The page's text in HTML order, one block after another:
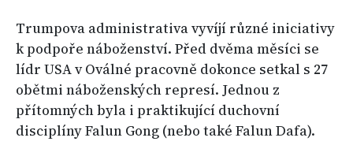
Trumpova administrativa vyvíjí různé iniciativy
k podpoře náboženství. Před dvěma měsíci se
lídr USA v Oválné pracovně dokonce setkal s 27
obětmi náboženských represí. Jednou z
přítomných byla i praktikující duchovní
disciplíny Falun Gong (nebo také Falun Dafa).